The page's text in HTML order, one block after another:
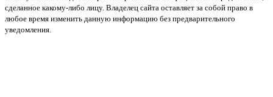
сделанное какому-либо лицу. Владелец сайта оставляет за собой право в
любое время изменить данную информацию без предварительного
уведомления.